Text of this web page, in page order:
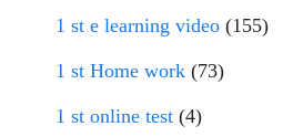
1 st e learning video (155)
1 st Home work (73)
1 st online test (4)